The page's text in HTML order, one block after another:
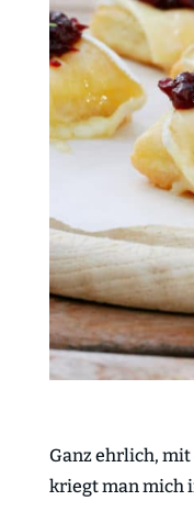
Ganz ehrlich,
kriegt man mich